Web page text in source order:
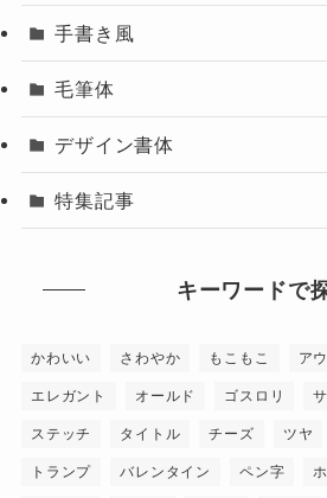
手書き風
毛筆体
デザイン書体
特集記事
キーワードで
かわいい さわやか もこもこ ア
エレガント オールド ゴスロリ
ステッチ タイトル チーズ ツヤ
トランプ バレンタイン ペン字